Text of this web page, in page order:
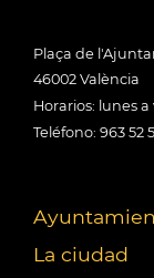
Plaça de
46002 València
Horarios: lunes a
Teléfono: 963 52
La ciudad